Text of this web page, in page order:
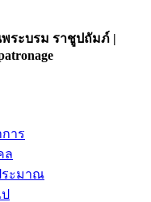
พระบรม ราชูปถัมภ์ |
าร
ล
ระมาณ